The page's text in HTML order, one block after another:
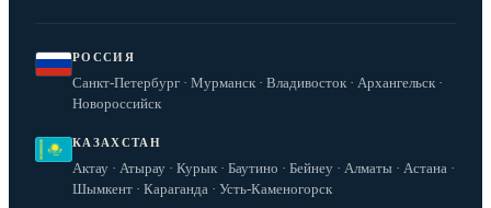
РОССИЯ
Санкт-Петербург · Мурманск · Владивосток · Архангельск ·
Новороссийск
КАЗАХСТАН
Актау · Атырау · Курык · Баутино · Бейнеу · Алматы · Астана ·
Шымкент · Караганда · Усть-Каменогорск